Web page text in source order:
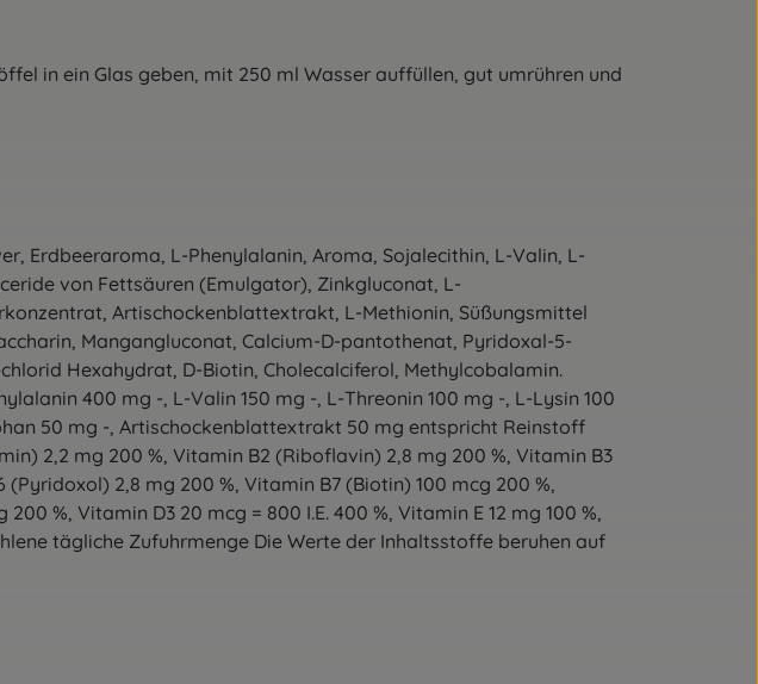
in ein Glas geben, mit 250 ml Wasser auffüllen, gut umrühren und
Erdbeeraroma, L-Phenylalanin, Aroma, Sojalecithin, L-Valin, L-
von Fettsäuren (Emulgator), Zinkgluconat, L-
Artischockenblattextrakt, L-Methionin, Süßungsmittel
Mangangluconat, Calcium-D-pantothenat, Pyridoxal-5-
Hexahydrat, D-Biotin, Cholecalciferol, Methylcobalamin.
400 mg -, L-Valin 150 mg -, L-Threonin 100 mg -, L-Lysin 100
50 mg -, Artischockenblattextrakt 50 mg entspricht Reinstoff
2,2 mg 200 %, Vitamin B2 (Riboflavin) 2,8 mg 200 %, Vitamin B3
2,8 mg 200 %, Vitamin B7 (Biotin) 100 mcg 200 %,
%, Vitamin D3 20 mcg = 800 I.E. 400 %, Vitamin E 12 mg 100 %,
tägliche Zufuhrmenge Die Werte der Inhaltsstoffe beruhen auf